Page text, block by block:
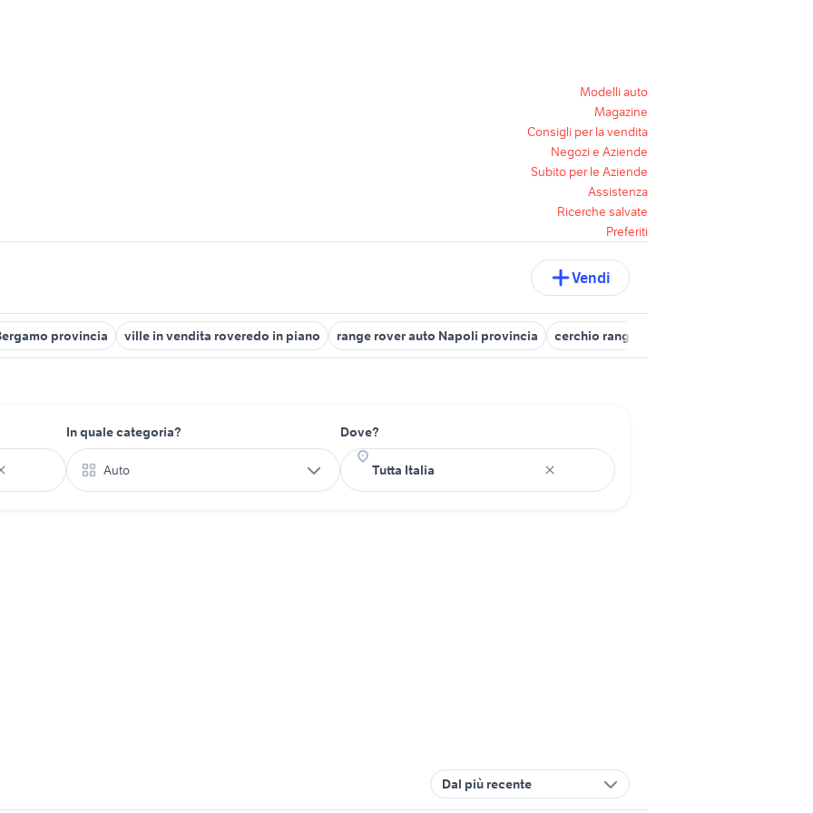
Modelli auto
Magazine
Consigli per la vendita
Negozi e Aziende
Subito per le Aziende
Assistenza
Ricerche salvate
Preferiti
Vendi
provincia ville in vendita roveredo in piano range rover auto Napoli provincia cerchio range rover 20
In quale categoria?
Auto
Dove?
Dal più recente